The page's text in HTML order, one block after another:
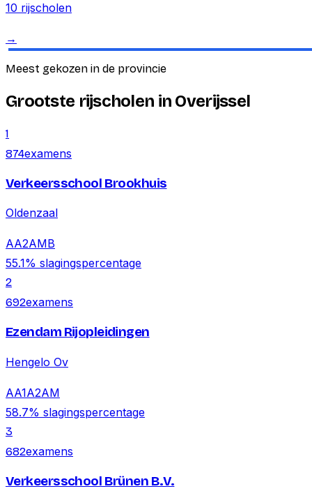
10 rijscholen
→
Meest gekozen in de provincie
Grootste rijscholen in Overijssel
1
874examens
Verkeersschool Brookhuis
Oldenzaal
AA2AMB
55.1% slagingspercentage
2
692examens
Ezendam Rijopleidingen
Hengelo Ov
AA1A2AM
58.7% slagingspercentage
3
682examens
Verkeersschool Brünen B.V.